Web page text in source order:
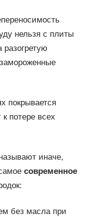
нельзя с плиты
покрывается
потере всех
иначе,
современное
без масла при